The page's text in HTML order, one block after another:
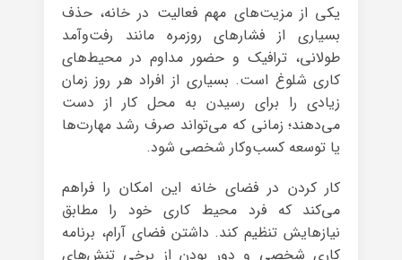
یکی از مزیت‌های مهم فعالیت در خانه، حذف
بسیاری از فشارهای روزمره مانند رفت‌وآمد
طولانی، ترافیک و حضور مداوم در محیط‌های
کاری شلوغ است. بسیاری از افراد هر روز زمان
زیادی را برای رسیدن به محل کار از دست
می‌دهند؛ زمانی که می‌تواند صرف رشد مهارت‌ها
یا توسعه کسب‌وکار شخصی شود.
کار کردن در فضای خانه این امکان را فراهم
می‌کند که فرد محیط کاری خود را مطابق
نیازهایش تنظیم کند. داشتن فضای آرام، برنامه
کاری شخصی و دور بودن از برخی تنش‌های